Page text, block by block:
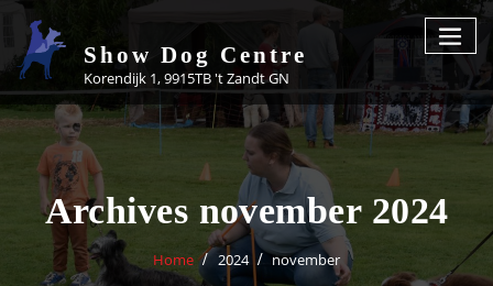
Skip
content
Show Dog Centre
Korendijk 1, 9915TB 't Zandt GN
Archives november 2024
Home 2024 november